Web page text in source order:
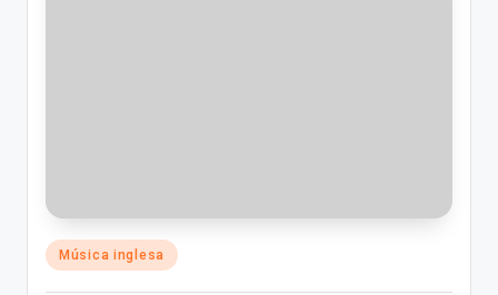
Posted
in
Música inglesa